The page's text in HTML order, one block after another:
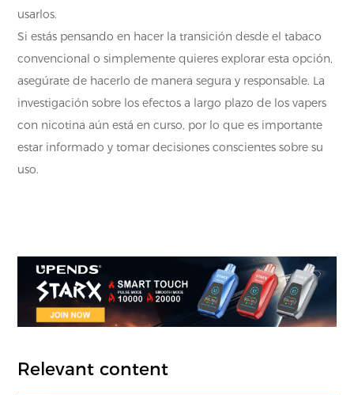
usarlos.
Si estás pensando en hacer la transición desde el tabaco
convencional o simplemente quieres explorar esta opción,
asegúrate de hacerlo de manera segura y responsable. La
investigación sobre los efectos a largo plazo de los vapers
con nicotina aún está en curso, por lo que es importante
estar informado y tomar decisiones conscientes sobre su
uso.
Relevant content